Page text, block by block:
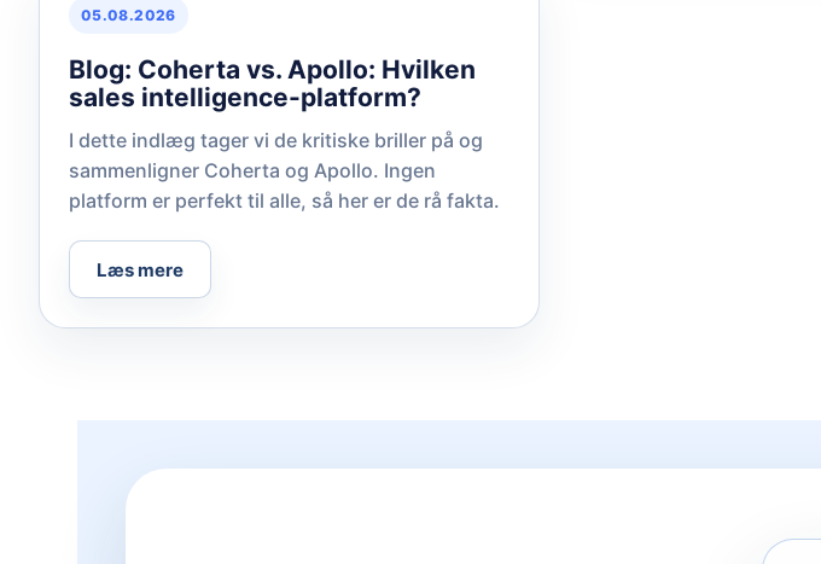
05.08.2026
Blog: Coherta vs. Apollo: Hvilken
sales intelligence-platform?
I dette indlæg tager vi de kritiske briller på og
sammenligner Coherta og Apollo. Ingen
platform er perfekt til alle, så her er de rå fakta.
Læs mere